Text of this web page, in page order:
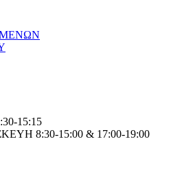
15:15
8:30-15:00 & 17:00-19:00